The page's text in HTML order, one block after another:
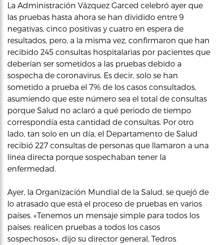
La Administración Vázquez Garced celebró ayer que
las pruebas hasta ahora se han dividido entre 9
negativas, cinco positivas y cuatro en espera de
resultados, pero, a la misma vez, confirmaron que han
recibido 245 consultas hospitalarias por pacientes que
deberían ser sometidos a las pruebas debido a
sospecha de coronavirus. Es decir, solo se han
sometido a prueba el 7% de los casos consultados,
asumiendo que este número sea el total de consultas
porque Salud no aclaró a qué periodo de tiempo
correspondía esta cantidad de consultas. Por otro
lado, tan solo en un día, el Departamento de Salud
recibió 227 consultas de personas que llamaron a una
línea directa porque sospechaban tener la
enfermedad.
Ayer, la Organización Mundial de la Salud, se quejó de
lo atrasado que está el proceso de pruebas en varios
países. «Tenemos un mensaje simple para todos los
países: realicen pruebas a todos los casos
sospechosos», dijo su director general, Tedros